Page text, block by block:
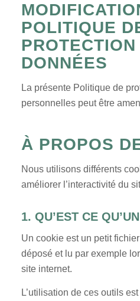
POLITIQUE
PROTECTION
DONNÉES
La présente Politique de
personnelles peut être
À PROPOS
Nous utilisons différents
améliorer l’interactivité du
1. QU’EST CE
Un cookie est un petit
déposé et lu par exemple
site internet.
L’utilisation de ces outils